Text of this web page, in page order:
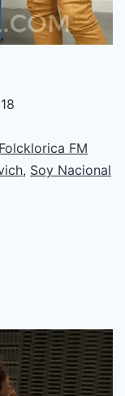
Folcklorica FM
, Soy Nacional